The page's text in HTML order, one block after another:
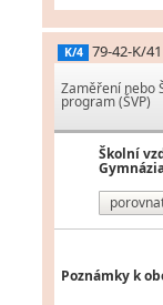
K/4 79-42-K/41
Zaměření nebo
program (ŠVP)
Školní
Poznámky k